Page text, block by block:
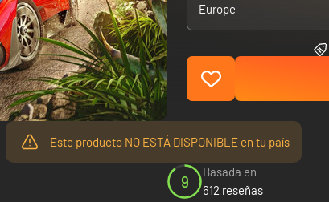
Europe
Este producto NO ESTÁ DISPONIBLE en tu país
9
Basada en
612 reseñas